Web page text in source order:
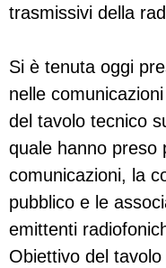
trasmissivi della
Si è tenuta oggi
nelle
del tavolo tecnico
quale hanno preso
comunicazioni, la
pubblico e le
emittenti
Obiettivo del